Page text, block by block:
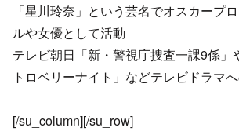
「星川玲奈」という芸名でオスカープ
ルや女優として活動
テレビ朝日「新・警視庁捜査一課9係」
トロベリーナイト」などテレビドラマ
[/su_column][/su_row]